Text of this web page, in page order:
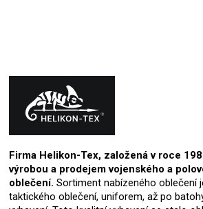
Firma Helikon-Tex, založená v roce
výrobou a prodejem vojenského a
oblečení. Sortiment nabízeného oblečení
taktického oblečení, uniforem, až po